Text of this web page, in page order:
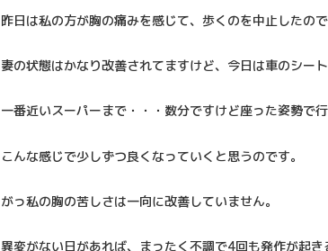
昨日は私の方が胸の痛みを感じて、歩くのを中止したので
妻の状態はかなり改善されてますけど、今日は車のシート
一番近いスーパーまで・・・数分ですけど座った姿勢で行
こんな感じで少しずつ良くなっていくと思うのです。
がっ私の胸の苦しさは一向に改善していません。
異変がない日があれば、まったく不調で4回も発作が起き